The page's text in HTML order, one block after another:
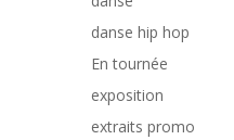
danse hip hop
En tournée
exposition
extraits promo